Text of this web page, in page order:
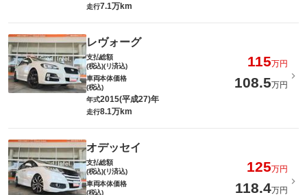
走行7.1万km
レヴォーグ
支払総額
(税込)(リ済込)
115万円
車両本体価格
(税込)
108.5万円
年式2015(平成27)年
走行8.1万km
オデッセイ
支払総額
(税込)(リ済込)
125万円
車両本体価格
(税込)
118.4万円